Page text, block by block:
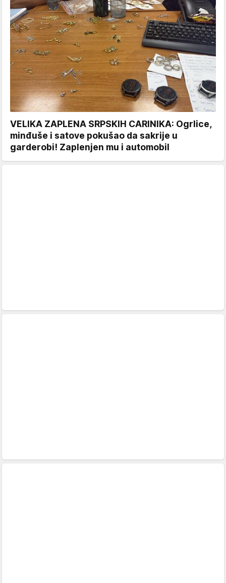
VELIKA ZAPLENA SRPSKIH CARINIKA: Ogrlice,
minđuše i satove pokušao da sakrije u
garderobi! Zaplenjen mu i automobil